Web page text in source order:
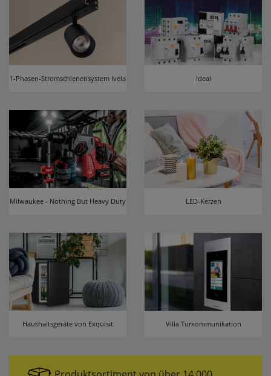
1-Phasen-Stromschienensystem Ivela Ideal
Milwaukee - Nothing But Heavy Duty LED-Kerzen
Haushaltsgeräte von Exquisit Villa Türkommunikation